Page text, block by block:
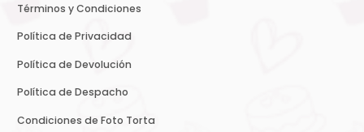
Términos y Condiciones
Política de Privacidad
Política de Devolución
Política de Despacho
Condiciones de Foto Torta